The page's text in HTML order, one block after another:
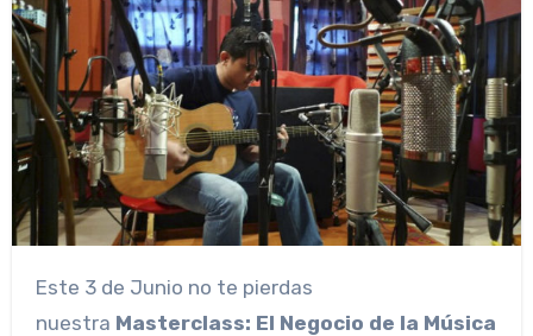
Este 3 de Junio no te pierdas
nuestra Masterclass: El Negocio de la Música